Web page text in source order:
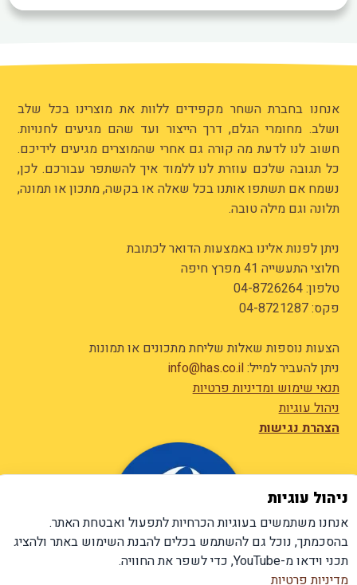
ניהול עוגיות
אנחנו משתמשים בעוגיות הכרחיות לתפעול ואבטחת האתר.
בהסכמתך, נוכל גם להשתמש בכלים להבנת השימוש באתר ולהציג
תכני וידאו מ-YouTube, כדי לשפר את החוויה.
מדיניות פרטיות
אנחנו בחברת השחר מקפידים ללוות את מוצרינו בכל שלב
ושלב. מחומרי הגלם, דרך הייצור ועד שהם מגיעים לחנויות.
חשוב לנו לדעת מה קורה גם אחרי שהמוצרים מגיעים לידיכם.
כל תגובה שלכם עוזרת לנו ללמוד איך להשתפר עבורכם. לכן,
נשמח אם תשתפו אותנו בכל שאלה או בקשה, מתכון או תמונה,
תלונה וגם מילה טובה.
ניתן לפנות אלינו באמצעות הדואר לכתובת
חלוצי התעשייה 41 מפרץ חיפה
טלפון:04-8726264
פקס: 04-8721287
הצעות נוספות שאלות שליחת מתכונים או תמונות
ניתן להעביר למייל:info@has.co.il
תנאי שימוש ומדיניות פרטיות
ניהול עוגיות
הצהרת נגישות